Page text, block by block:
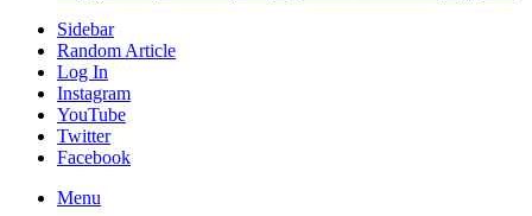
Sidebar
Random Article
Log In
Instagram
YouTube
Twitter
Facebook
Menu